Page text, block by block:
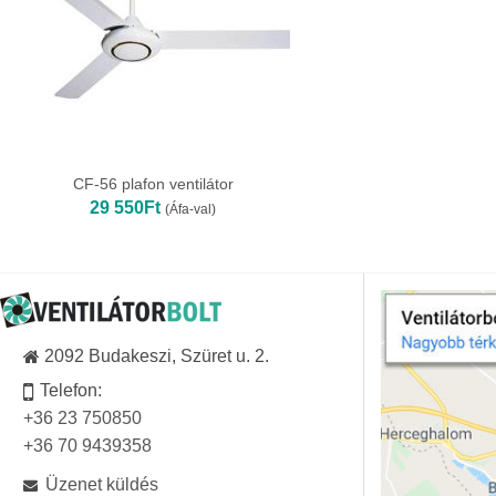
CF-56 plafon ventilátor
29 550Ft (Áfa-val)
2092 Budakeszi, Szüret u. 2.
Telefon:
+36 23 750850
+36 70 9439358
Üzenet küldés